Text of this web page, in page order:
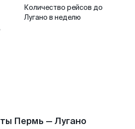
Количество рейсов до
Лугано в неделю
Пермь — Лугано